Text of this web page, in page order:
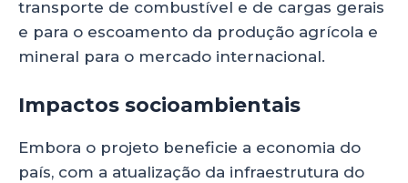
transporte de combustível e de cargas gerais
e para o escoamento da produção agrícola e
mineral para o mercado internacional.
Impactos socioambientais
Embora o projeto beneficie a economia do
país, com a atualização da infraestrutura do